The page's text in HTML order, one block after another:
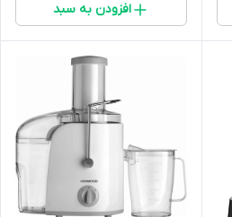
افزودن به سبد